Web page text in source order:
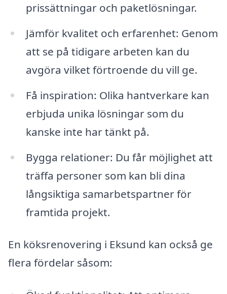
prissättningar och paketlösningar.
Jämför kvalitet och erfarenhet: Genom
att se på tidigare arbeten kan du
avgöra vilket förtroende du vill ge.
Få inspiration: Olika hantverkare kan
erbjuda unika lösningar som du
kanske inte har tänkt på.
Bygga relationer: Du får möjlighet att
träffa personer som kan bli dina
långsiktiga samarbetspartner för
framtida projekt.
En köksrenovering i Eksund kan också ge
flera fördelar såsom: